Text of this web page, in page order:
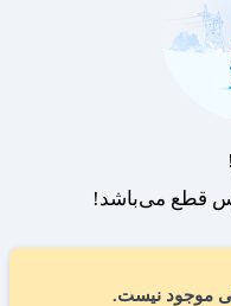
موجود نیست.
قطع می‌باشد!